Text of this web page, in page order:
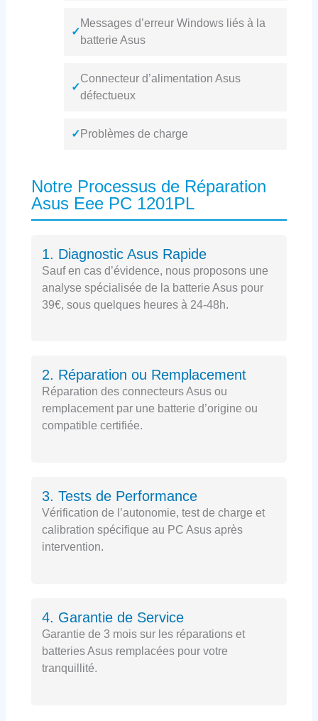
✓
Messages d’erreur Windows liés à la
batterie Asus
✓
Connecteur d’alimentation Asus
défectueux
✓ Problèmes de charge
Notre Processus de Réparation
Asus Eee PC 1201PL
1. Diagnostic Asus Rapide
Sauf en cas d’évidence, nous proposons une
analyse spécialisée de la batterie Asus pour
39€, sous quelques heures à 24-48h.
2. Réparation ou Remplacement
Réparation des connecteurs Asus ou
remplacement par une batterie d’origine ou
compatible certifiée.
3. Tests de Performance
Vérification de l’autonomie, test de charge et
calibration spécifique au PC Asus après
intervention.
4. Garantie de Service
Garantie de 3 mois sur les réparations et
batteries Asus remplacées pour votre
tranquillité.